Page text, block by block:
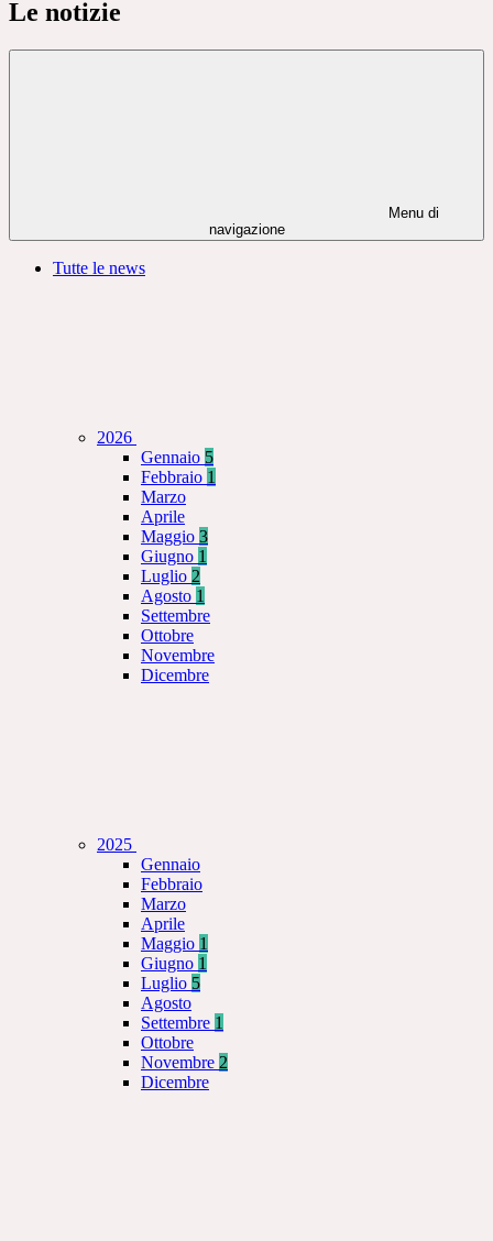
Le notizie
Menu di
navigazione
Tutte le news
2026
Gennaio 5
Febbraio 1
Marzo
Aprile
Maggio 3
Giugno 1
Luglio 2
Agosto 1
Settembre
Ottobre
Novembre
Dicembre
2025
Gennaio
Febbraio
Marzo
Aprile
Maggio 1
Giugno 1
Luglio 5
Agosto
Settembre 1
Ottobre
Novembre 2
Dicembre